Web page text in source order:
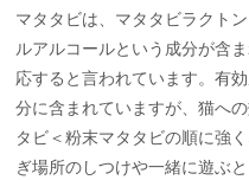
マタタビは、マタタビラクト
ルアルコールという成分が含
応すると言われています。有
分に含まれていますが、猫へ
タビ＜粉末マタタビの順に強
ぎ場所のしつけや一緒に遊ぶ